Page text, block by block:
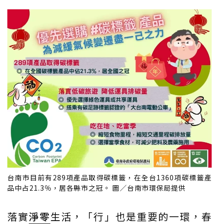
台南市目前有289項產品取得碳標籤，在全台1360項碳標籤產
品中占21.3％，居各縣市之冠。 圖／台南市環保局提供
落實淨零生活，「行」也是重要的一環，春